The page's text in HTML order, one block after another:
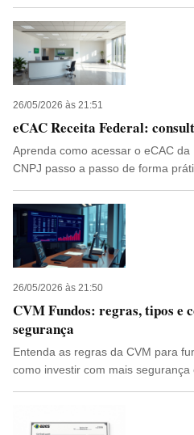
26/05/2026 às 21:51
eCAC Receita Federal:
Aprenda como acessar o eCAC
CNPJ passo a passo de forma
26/05/2026 às 21:50
CVM Fundos: regras, tipos e
segurança
Entenda as regras da CVM para
como investir com mais segurança